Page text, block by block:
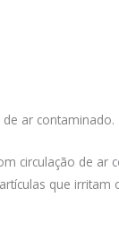
ar contaminado.
circulação de ar
que irritam